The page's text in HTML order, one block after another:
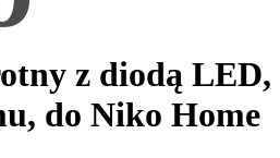
z diodą LED,
do Niko Home